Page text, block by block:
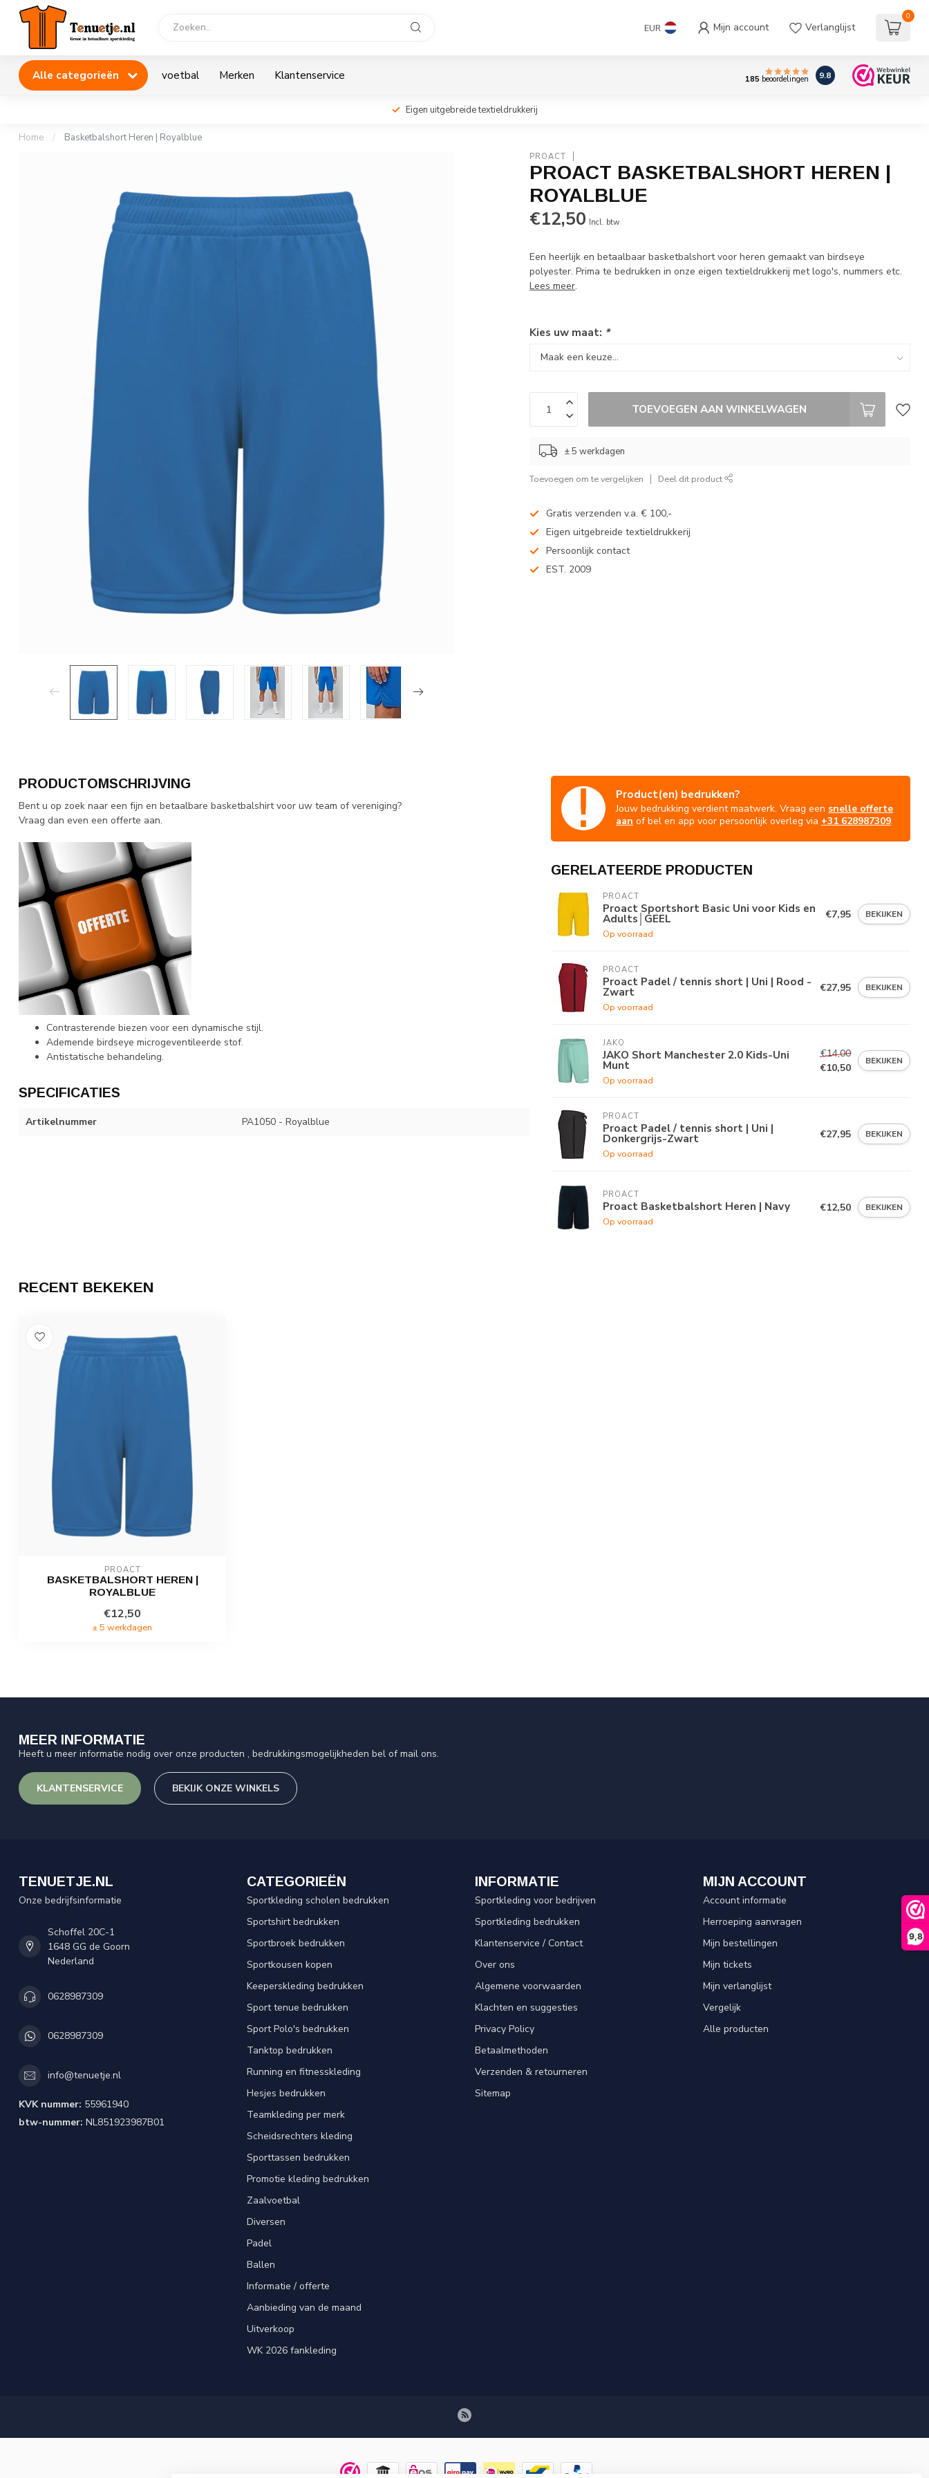
9,8
EUR Mijn account Verlanglijst
0
Alle categorieën voetbal Merken Klantenservice 185 beoordelingen 9.8
Eigen uitgebreide textieldrukkerij
Home / Basketbalshort Heren | Royalblue
PROACT
PROACT BASKETBALSHORT HEREN |
ROYALBLUE
€12,50 Incl. btw
Een heerlijk en betaalbaar basketbalshort voor heren gemaakt van birdseye
polyester. Prima te bedrukken in onze eigen textieldrukkerij met logo's, nummers etc.
Lees meer.
Kies uw maat: *
TOEVOEGEN AAN WINKELWAGEN
± 5 werkdagen
Toevoegen om te vergelijken Deel dit product
Gratis verzenden v.a. € 100,-
Eigen uitgebreide textieldrukkerij
Persoonlijk contact
EST. 2009
PRODUCTOMSCHRIJVING
Bent u op zoek naar een fijn en betaalbare basketbalshirt voor uw team of vereniging?
Vraag dan even een offerte aan.
Contrasterende biezen voor een dynamische stijl.
Ademende birdseye microgeventileerde stof.
Antistatische behandeling.
SPECIFICATIES
Artikelnummer PA1050 - Royalblue
Product(en) bedrukken?
Jouw bedrukking verdient maatwerk. Vraag een snelle offerte
aan of bel en app voor persoonlijk overleg via +31 628987309.
GERELATEERDE PRODUCTEN
PROACT
Proact Sportshort Basic Uni voor Kids en
Adults│GEEL
Op voorraad
€7,95 BEKIJKEN
PROACT
Proact Padel / tennis short | Uni | Rood -
Zwart
Op voorraad
€27,95 BEKIJKEN
JAKO
JAKO Short Manchester 2.0 Kids-Uni
Munt
Op voorraad
€14,00
€10,50
BEKIJKEN
PROACT
Proact Padel / tennis short | Uni |
Donkergrijs-Zwart
Op voorraad
€27,95 BEKIJKEN
PROACT
Proact Basketbalshort Heren | Navy
Op voorraad
€12,50 BEKIJKEN
RECENT BEKEKEN
PROACT
BASKETBALSHORT HEREN |
ROYALBLUE
€12,50
± 5 werkdagen
MEER INFORMATIE
Heeft u meer informatie nodig over onze producten , bedrukkingsmogelijkheden bel of mail ons.
KLANTENSERVICE BEKIJK ONZE WINKELS
TENUETJE.NL
Onze bedrijfsinformatie
Schoffel 20C-1
1648 GG de Goorn
Nederland
0628987309
0628987309
info@tenuetje.nl
KVK nummer: 55961940
btw-nummer: NL851923987B01
CATEGORIEËN
Sportkleding scholen bedrukken
Sportshirt bedrukken
Sportbroek bedrukken
Sportkousen kopen
Keeperskleding bedrukken
Sport tenue bedrukken
Sport Polo's bedrukken
Tanktop bedrukken
Running en fitnesskleding
Hesjes bedrukken
Teamkleding per merk
Scheidsrechters kleding
Sporttassen bedrukken
Promotie kleding bedrukken
Zaalvoetbal
Diversen
Padel
Ballen
Informatie / offerte
Aanbieding van de maand
Uitverkoop
WK 2026 fankleding
INFORMATIE
Sportkleding voor bedrijven
Sportkleding bedrukken
Klantenservice / Contact
Over ons
Algemene voorwaarden
Klachten en suggesties
Privacy Policy
Betaalmethoden
Verzenden & retourneren
Sitemap
MIJN ACCOUNT
Account informatie
Herroeping aanvragen
Mijn bestellingen
Mijn tickets
Mijn verlanglijst
Vergelijk
Alle producten